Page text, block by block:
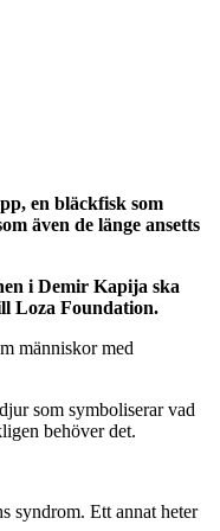
en bläckfisk som
även de länge ansetts
i Demir Kapija ska
Loza Foundation.
människor med
som symboliserar vad
behöver det.
syndrom. Ett annat heter